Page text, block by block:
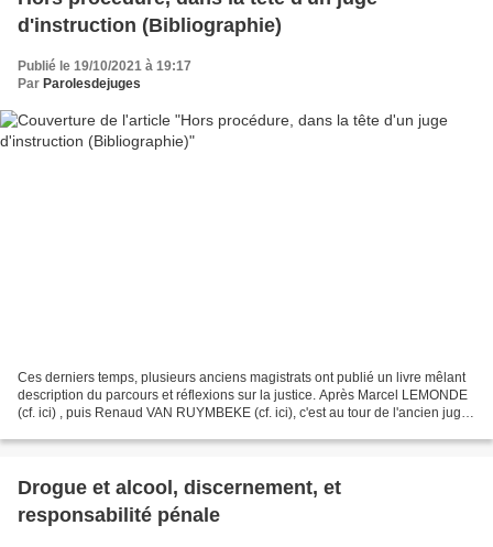
d'instruction (Bibliographie)
Publié le 19/10/2021 à 19:17
Par Parolesdejuges
Ces derniers temps, plusieurs anciens magistrats ont publié un livre mêlant
description du parcours et réflexions sur la justice. Après Marcel LEMONDE
(cf. ici) , puis Renaud VAN RUYMBEKE (cf. ici), c'est au tour de l'ancien juge
Drogue et alcool, discernement, et
responsabilité pénale